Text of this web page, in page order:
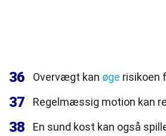
36 Overvægt kan øge risikoen
37 Regelmæssig motion kan
38
En sund kost kan også